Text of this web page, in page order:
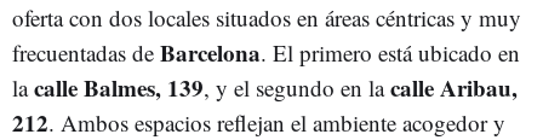
oferta con dos locales situados en áreas céntricas y muy
frecuentadas de Barcelona. El primero está ubicado en
lacalle Balmes, 139, y el segundo en lacalle Aribau,
212. Ambos espacios reflejan el ambiente acogedor y